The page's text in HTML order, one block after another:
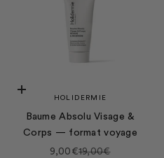
Ajouter au panier
HOLIDERMIE
Baume Absolu Visage &
Corps — format voyage
Prix de vente
9,00€Prix normal
19,00€